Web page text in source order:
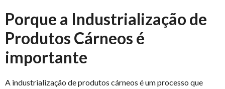
Porque a Industrialização de
Produtos Cárneos é
importante
A industrialização de produtos cárneos é um processo que